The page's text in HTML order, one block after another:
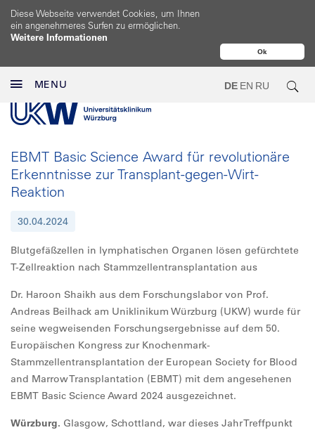
Ok
Diese Webseite verwendet Cookies, um Ihnen
ein angenehmeres Surfen zu ermöglichen.
Weitere Informationen
MENU DE EN RU
EBMT Basic Science Award für revolutionäre
Erkenntnisse zur Transplant-gegen-Wirt-
Reaktion
30.04.2024
Blutgefäßzellen in lymphatischen Organen lösen gefürchtete
T-Zellreaktion nach Stammzellentransplantation aus
Dr. Haroon Shaikh aus dem Forschungslabor von Prof.
Andreas Beilhack am Uniklinikum Würzburg (UKW) wurde für
seine wegweisenden Forschungsergebnisse auf dem 50.
Europäischen Kongress zur Knochenmark-
Stammzellentransplantation der European Society for Blood
and Marrow Transplantation (EBMT) mit dem angesehenen
EBMT Basic Science Award 2024 ausgezeichnet.
Würzburg. Glasgow, Schottland, war dieses Jahr Treffpunkt